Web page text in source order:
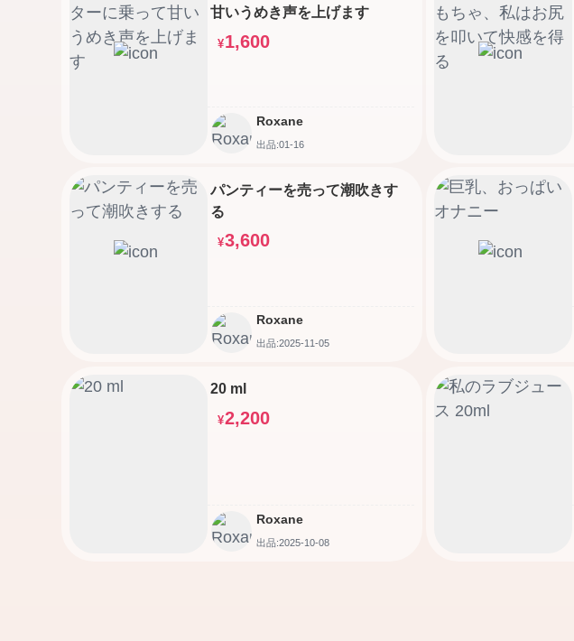
甘いうめき声を上げます
¥1,600
Roxane
出品:01-16
パンティーを売って潮吹きす
る
¥3,600
Roxane
出品:2025-11-05
20 ml
¥2,200
Roxane
出品:2025-10-08